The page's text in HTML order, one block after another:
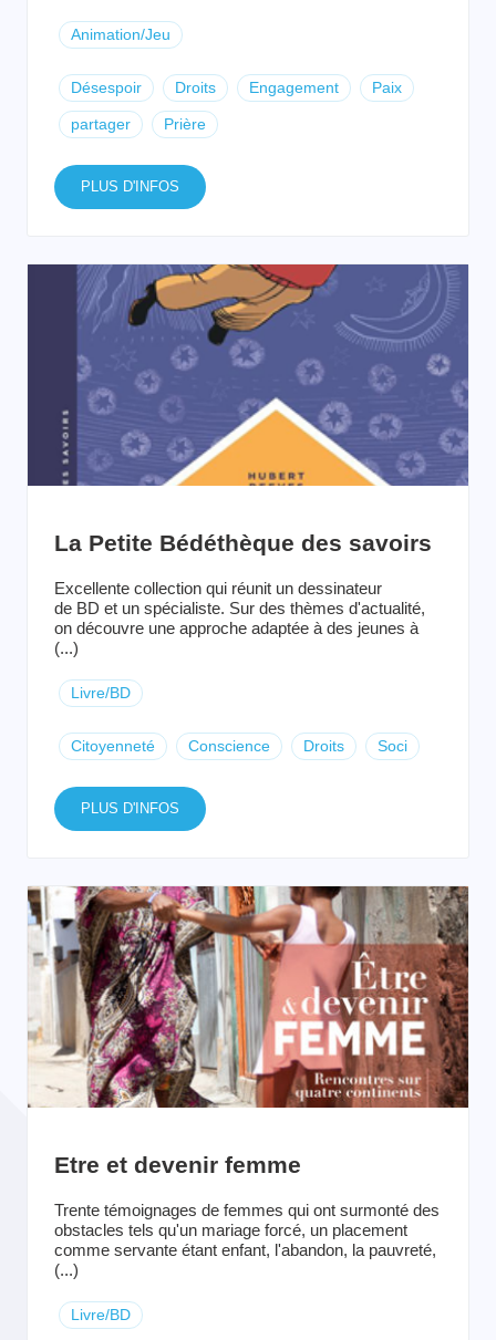
Animation/Jeu
Désespoir Droits Engagement Paix
partager Prière
PLUS D'INFOS
La Petite Bédéthèque des savoirs
Excellente collection qui réunit un dessinateur
de BD et un spécialiste. Sur des thèmes d'actualité,
on découvre une approche adaptée à des jeunes à
(...)
Livre/BD
Citoyenneté Conscience Droits Soci
PLUS D'INFOS
Etre et devenir femme
Trente témoignages de femmes qui ont surmonté des
obstacles tels qu'un mariage forcé, un placement
comme servante étant enfant, l'abandon, la pauvreté,
(...)
Livre/BD